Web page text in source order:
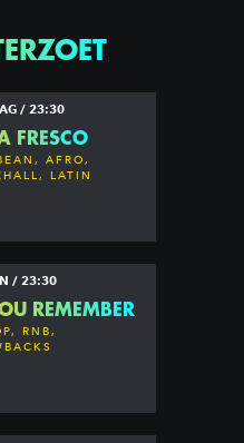
/ 23:30
FRESCO
AFRO,
LATIN
/ 23:30
REMEMBER
RNB,